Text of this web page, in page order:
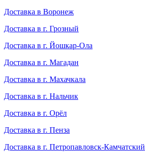
Доставка в Воронеж
Доставка в г. Грозный
Доставка в г. Йошкар-Ола
Доставка в г. Магадан
Доставка в г. Махачкала
Доставка в г. Нальчик
Доставка в г. Орёл
Доставка в г. Пенза
Доставка в г. Петропавловск-Камчатский